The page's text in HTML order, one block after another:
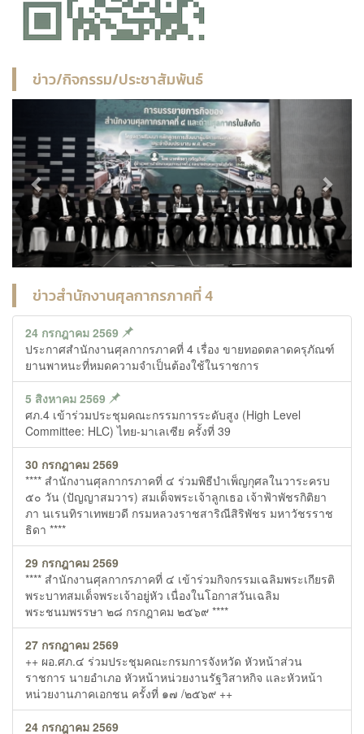
ข่าว/กิจกรรม/ประชาสัมพันธ์
Previous
ข่าวสำนักงานศุลกากรภาคที่ 4
24 กรกฎาคม 2569
ประกาศสำนักงานศุลกากรภาคที่ 4 เรื่อง ขายทอดตลาดครุภัณฑ์
ยานพาหนะที่หมดความจำเป็นต้องใช้ในราชการ
5 สิงหาคม 2569
ศภ.4 เข้าร่วมประชุมคณะกรรมการระดับสูง (High Level
Committee: HLC) ไทย-มาเลเซีย ครั้งที่ 39
30 กรกฎาคม 2569
**** สำนักงานศุลกากรภาคที่ ๔ ร่วมพิธีบำเพ็ญกุศลในวาระครบ
๕๐ วัน (ปัญญาสมวาร) สมเด็จพระเจ้าลูกเธอ เจ้าฟ้าพัชรกิติยา
ภา นเรนทิราเทพยวดี กรมหลวงราชสาริณีสิริพัชร มหาวัชรราช
ธิดา ****
29 กรกฎาคม 2569
**** สำนักงานศุลกากรภาคที่ ๔ เข้าร่วมกิจกรรมเฉลิมพระเกียรติ
พระบาทสมเด็จพระเจ้าอยู่หัว เนื่องในโอกาสวันเฉลิม
พระชนมพรรษา ๒๘ กรกฎาคม ๒๕๖๙ ****
27 กรกฎาคม 2569
++ ผอ.ศภ.๔ ร่วมประชุมคณะกรมการจังหวัด หัวหน้าส่วน
ราชการ นายอำเภอ หัวหน้าหน่วยงานรัฐวิสาหกิจ และหัวหน้า
หน่วยงานภาคเอกชน ครั้งที่ ๑๗ /๒๕๖๙ ++
24 กรกฎาคม 2569